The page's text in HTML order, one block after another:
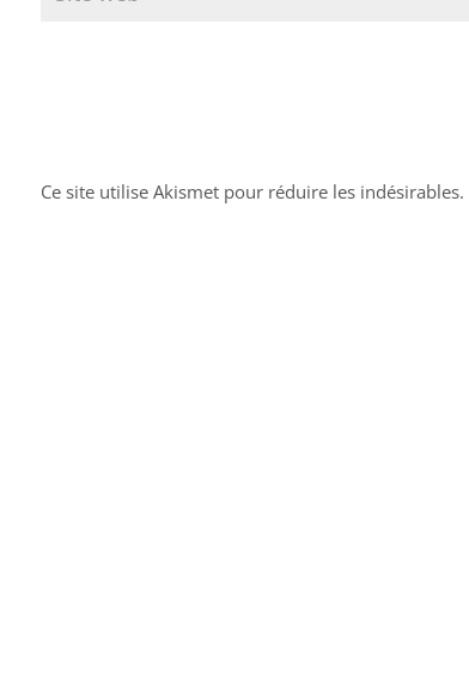
Ce site utilise Akismet pour réduire les indésirables.